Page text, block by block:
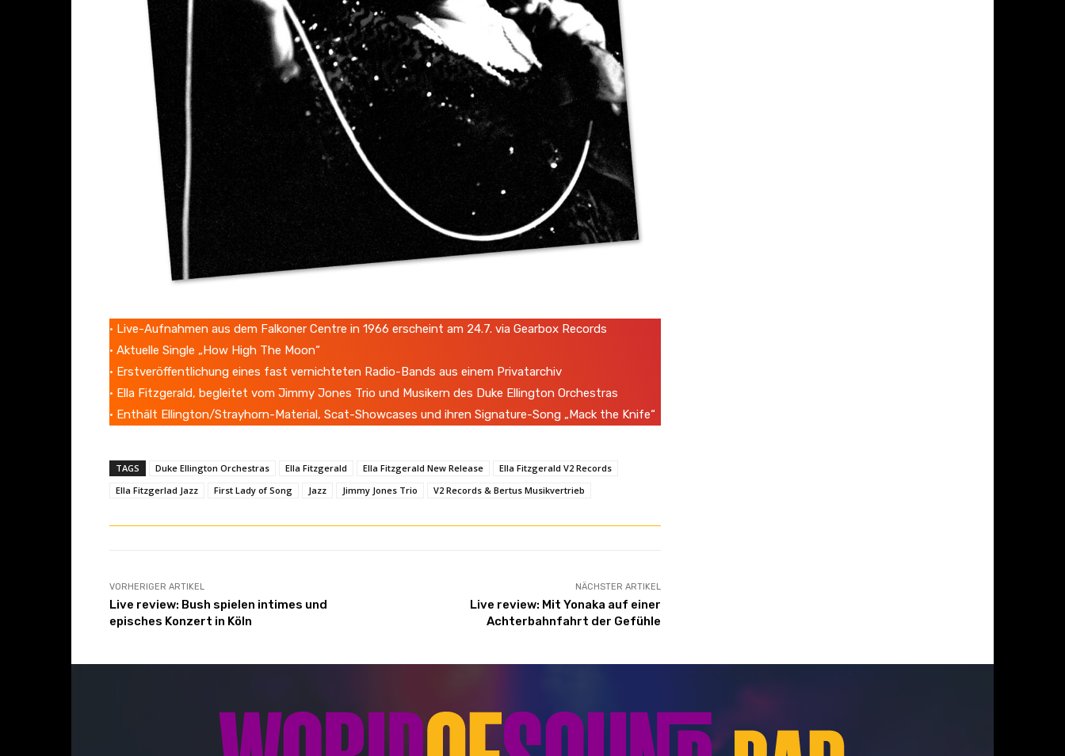
• Live-Aufnahmen aus dem Falkoner Centre in 1966 erscheint am 24.7. via Gearbox Records
• Aktuelle Single „How High The Moon“
• Erstveröffentlichung eines fast vernichteten Radio-Bands aus einem Privatarchiv
• Ella Fitzgerald, begleitet vom Jimmy Jones Trio und Musikern des Duke Ellington Orchestras
• Enthält Ellington/Strayhorn-Material, Scat-Showcases und ihren Signature-Song „Mack the Knife“
TAGS Duke Ellington Orchestras Ella Fitzgerald Ella Fitzgerald New Release
Ella Fitzgerald V2 Records
Ella Fitzgerlad Jazz
First Lady of Song Jazz Jimmy Jones Trio V2 Records & Bertus Musikvertrieb
VORHERIGER ARTIKEL
Live review: Bush spielen intimes und
episches Konzert in Köln
NÄCHSTER ARTIKEL
Live review: Mit Yonaka auf einer
Achterbahnfahrt der Gefühle